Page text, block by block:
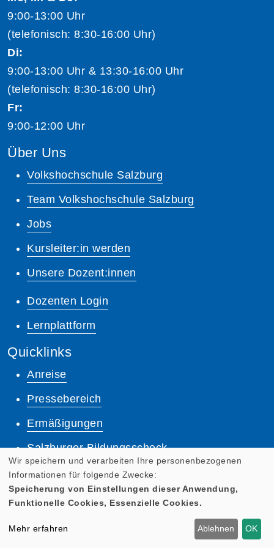
9:00-13:00 Uhr
(telefonisch: 8:30-16:00 Uhr)
Di:
9:00-13:00 Uhr & 13:30-16:00 Uhr
(telefonisch: 8:30-16:00 Uhr)
Fr:
9:00-12:00 Uhr
Über Uns
Volkshochschule Salzburg
Team Volkshochschule Salzburg
Jobs
Kursleiter:in werden
Unsere Dozent:innen
Dozenten Login
Lernplattform
Quicklinks
Anreise
Pressebereich
Ermäßigungen
Salzburger Bildungsscheck
AGB
Impressum
Wir speichern und verarbeiten Ihre personenbezogenen
Informationen für folgende Zwecke:
Speicherung von Einstellungen dieser Anwendung,
Funktionelle Cookies, Essenzielle Cookies.
Mehr erfahren Ablehnen OK